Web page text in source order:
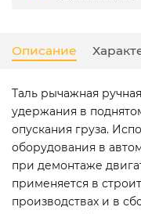
Описание
Таль рычажная
удержания в
опускания груза.
оборудования в
при демонтаже
применяется в
производствах и в